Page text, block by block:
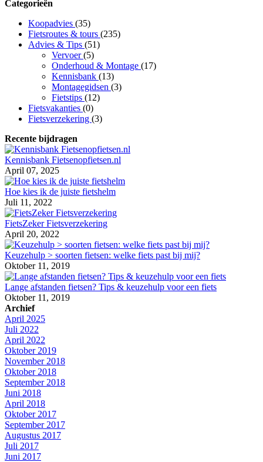
Categorieën
Koopadvies (35)
Fietsroutes & tours (235)
Advies & Tips (51)
Vervoer(5)
Onderhoud & Montage (17)
Kennisbank (13)
Montagegidsen (3)
Fietstips (12)
Fietsvakanties (0)
Fietsverzekering (3)
Recente bijdragen
Kennisbank Fietsenopfietsen.nl
April 07, 2025
Hoe kies ik de juiste fietshelm
Juli 11, 2022
FietsZeker Fietsverzekering
April 20, 2022
Keuzehulp > soorten fietsen: welke fiets past bij mij?
Oktober 11, 2019
Lange afstanden fietsen? Tips & keuzehulp voor een fiets
Oktober 11, 2019
Archief
April 2025
Juli 2022
April 2022
Oktober 2019
November 2018
Oktober 2018
September 2018
Juni 2018
April 2018
Oktober 2017
September 2017
Augustus 2017
Juli 2017
Juni 2017